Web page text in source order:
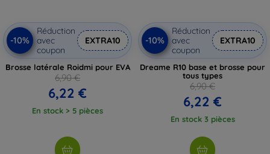
-10%
Réduction
avec
coupon
EXTRA10
Brosse latérale Roidmi pour EVA
6,90 €
6,22 €
En stock > 5 pièces
-10%
Réduction
avec
coupon
EXTRA10
Dreame R10 base et brosse pour
tous types
6,90 €
6,22 €
En stock 3 pièces